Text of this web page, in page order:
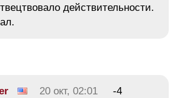
действительности.
20 окт, 02:01
-4